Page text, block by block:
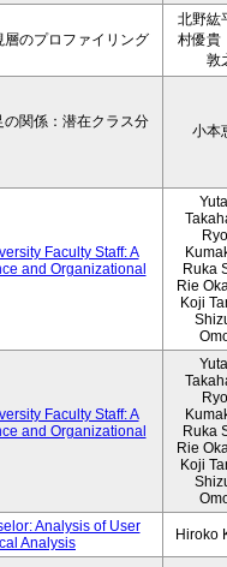
のプロファイリング
北野紘
村優貴
敦
関係：潜在クラス分
小本
Faculty Staff: A
and Organizational
Ruka
Rie
Koji
Faculty Staff: A
and Organizational
Ruka
Rie
Koji
Analysis of User
Analysis
Hiroko